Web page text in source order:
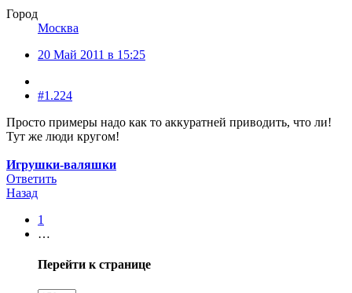
Город
Москва
20 Май 2011 в 15:25
#1.224
Просто примеры надо как то аккуратней приводить, что ли!
Тут же люди кругом!
Игрушки-валяшки
Ответить
Назад
1
…
Перейти к странице